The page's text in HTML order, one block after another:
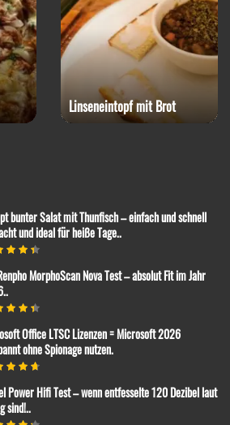
Linseneintopf mit Brot
bunter Salat mit Thunfisch – einfach und schnell
und ideal für heiße Tage..
MorphoScan Nova Test – absolut Fit im Jahr
Office LTSC Lizenzen = Microsoft 2026
ohne Spionage nutzen.
Power Hifi Test – wenn entfesselte 120 Dezibel laut
sind!..